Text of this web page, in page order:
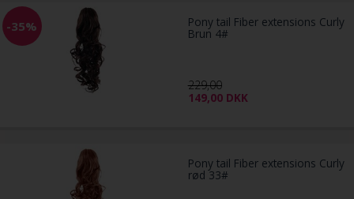
-35% Pony tail Fiber extensions Curly
Brun 4#
229,00
149,00 DKK
Pony tail Fiber extensions Curly
rød 33#